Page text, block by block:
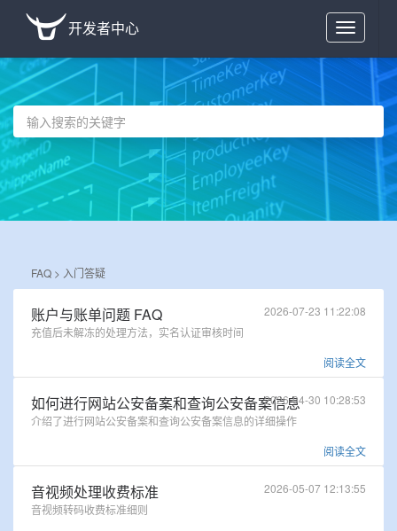
Toggle
navigation
开发者中心
FAQ > 入门答疑
账户与账单问题 FAQ
充值后未解冻的处理方法，实名认证审核时间
阅读全文
2026-07-23 11:22:08
如何进行网站公安备案和查询公安备案信息
介绍了进行网站公安备案和查询公安备案信息的详细操作
阅读全文
2026-04-30 10:28:53
音视频处理收费标准
音视频转码收费标准细则
2026-05-07 12:13:55